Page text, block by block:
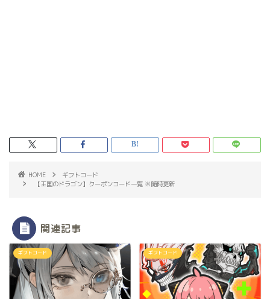
HOME
ギフトコード
【王国のドラゴン】クーポンコード一覧 ※随時更新
関連記事
ギフトコード ギフトコード